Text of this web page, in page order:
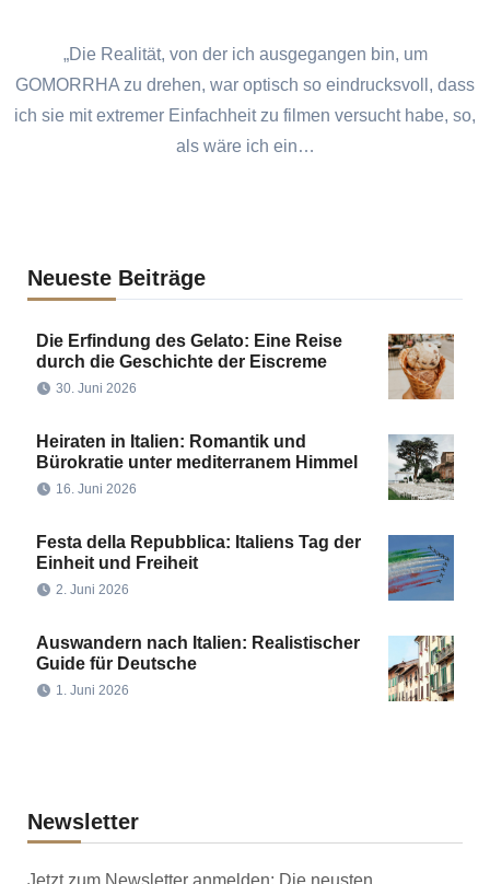
„Die Realität, von der ich ausgegangen bin, um
GOMORRHA zu drehen, war optisch so eindrucksvoll, dass
ich sie mit extremer Einfachheit zu filmen versucht habe, so,
als wäre ich ein…
Neueste Beiträge
Die Erfindung des Gelato: Eine Reise
durch die Geschichte der Eiscreme
30. Juni 2026
Heiraten in Italien: Romantik und
Bürokratie unter mediterranem Himmel
16. Juni 2026
Festa della Repubblica: Italiens Tag der
Einheit und Freiheit
2. Juni 2026
Auswandern nach Italien: Realistischer
Guide für Deutsche
1. Juni 2026
Newsletter